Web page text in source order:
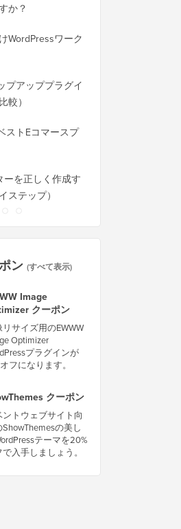
か？
WordPressワーク
プアッププラグイ
較）
ストEコマースプ
ーを正しく作成す
ステップ）
ン (すべて表示)
Image
クーポン
サイズ用のEWWW
Optimizer
プラグインが
フになります。
クーポン
ントウェブサイト向
ShowThemesの美し
テーマを20%
入手しましょう。